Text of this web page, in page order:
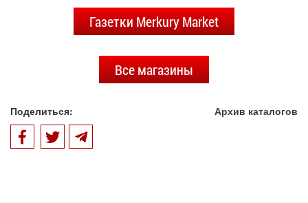
Газетки Merkury Market
Все магазины
Поделиться: Архив каталогов